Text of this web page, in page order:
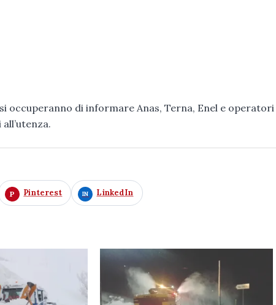
occuperanno di informare Anas, Terna, Enel e operatori
Pinterest LinkedIn